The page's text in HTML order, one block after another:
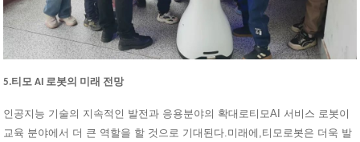
5.티모 AI 로봇의 미래 전망
인공지능 기술의 지속적인 발전과 응용분야의 확대로 티모AI 서비스 로봇이
교육 분야에서 더 큰 역할을 할 것으로 기대된다.미래에, 티모 로봇은 더욱 발